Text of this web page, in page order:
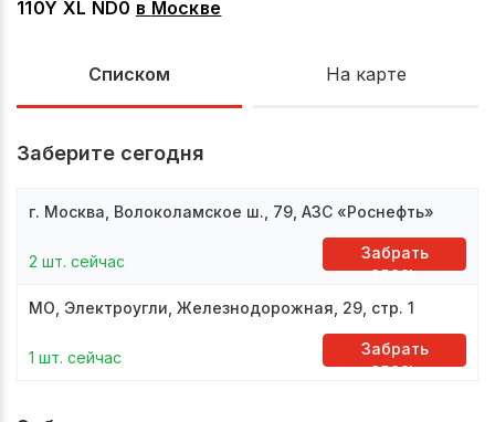
110Y XL ND0 в Москве
Списком На карте
Заберите сегодня
г. Москва, Волоколамское ш., 79, АЗС «Роснефть»
2 шт. сейчас
Забрать
здесь
МО, Электроугли, Железнодорожная, 29, стр. 1
1 шт. сейчас
Забрать
здесь